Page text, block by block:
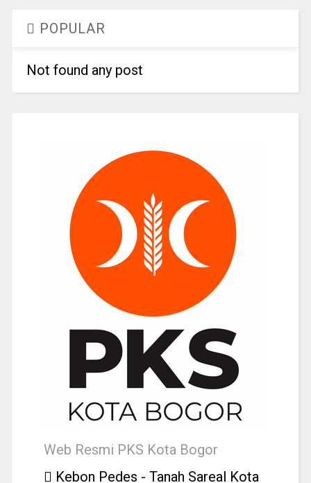
POPULAR
Not found any post
Web Resmi PKS Kota Bogor
Kebon Pedes - Tanah Sareal Kota